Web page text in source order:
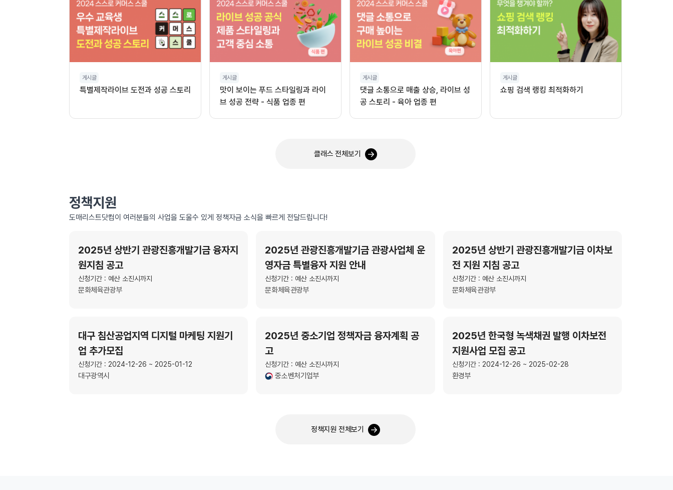
게시글
특별제작라이브 도전과 성공 스토리
게시글
맛이 보이는 푸드 스타일링과 라이
브 성공 전략 - 식품 업종 편
게시글
댓글 소통으로 매출 상승, 라이브 성
공 스토리 - 육아 업종 편
게시글
쇼핑 검색 랭킹 최적화하기
클래스 전체보기
정책지원
도매리스트닷컴이 여러분들의 사업을 도울수 있게 정책자금 소식을 빠르게 전달드립니다!
2025년 상반기 관광진흥개발기금 융자지
원지침 공고
신청기간 : 예산 소진시까지
문화체육관광부
2025년 관광진흥개발기금 관광사업체 운
영자금 특별융자 지원 안내
신청기간 : 예산 소진시까지
문화체육관광부
2025년 상반기 관광진흥개발기금 이차보
전 지원 지침 공고
신청기간 : 예산 소진시까지
문화체육관광부
대구 침산공업지역 디지털 마케팅 지원기
업 추가모집
신청기간 : 2024-12-26 ~ 2025-01-12
대구광역시
2025년 중소기업 정책자금 융자계획 공
고
신청기간 : 예산 소진시까지
중소벤처기업부
2025년 한국형 녹색채권 발행 이차보전
지원사업 모집 공고
신청기간 : 2024-12-26 ~ 2025-02-28
환경부
정책지원 전체보기